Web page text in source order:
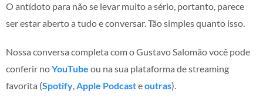
O antídoto para não se levar muito a sério, portanto, parece
ser estar aberto a tudo e conversar. Tão simples quanto isso.
Nossa conversa completa com o Gustavo Salomão você pode
conferir noYouTube ou na sua plataforma de streaming
favorita (Spotify,Apple Podcasteoutras).